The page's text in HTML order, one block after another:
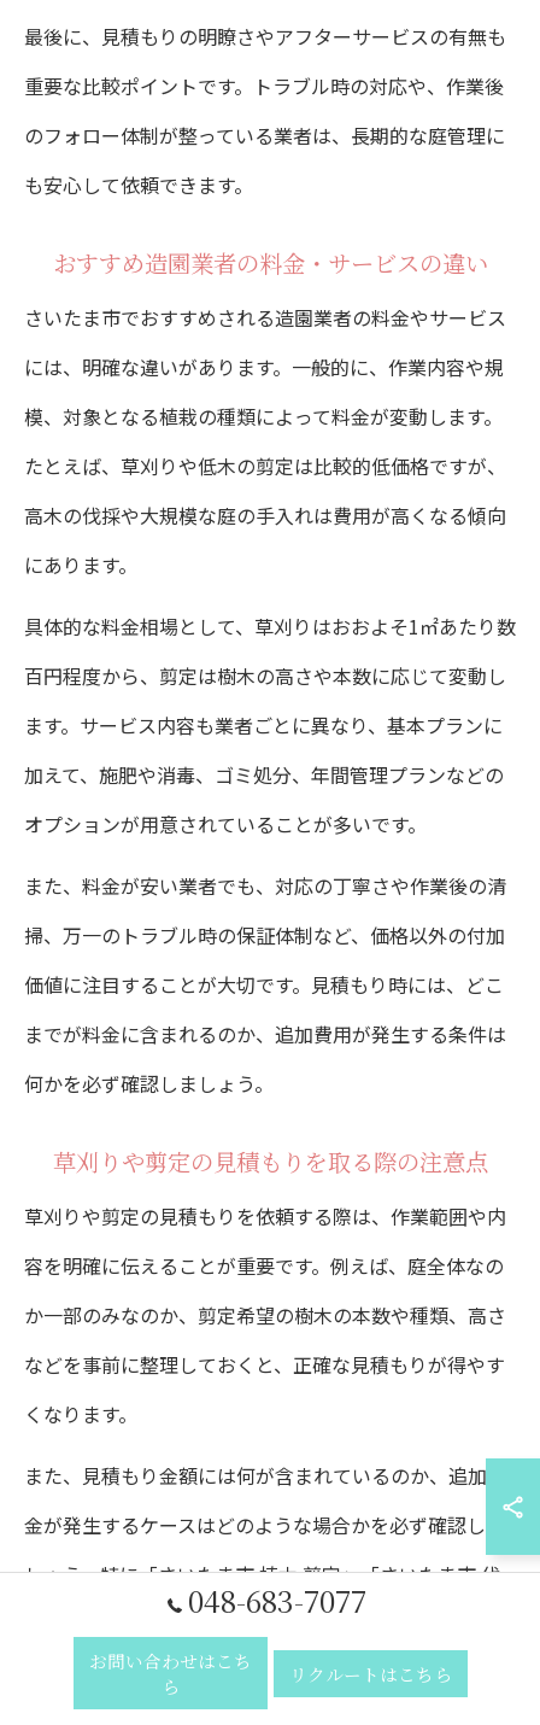
最後に、見積もりの明瞭さやアフターサービスの有無も
重要な比較ポイントです。トラブル時の対応や、作業後
のフォロー体制が整っている業者は、長期的な庭管理に
も安心して依頼できます。
おすすめ造園業者の料金・サービスの違い
さいたま市でおすすめされる造園業者の料金やサービス
には、明確な違いがあります。一般的に、作業内容や規
模、対象となる植栽の種類によって料金が変動します。
たとえば、草刈りや低木の剪定は比較的低価格ですが、
高木の伐採や大規模な庭の手入れは費用が高くなる傾向
にあります。
具体的な料金相場として、草刈りはおおよそ1㎡あたり数
百円程度から、剪定は樹木の高さや本数に応じて変動し
ます。サービス内容も業者ごとに異なり、基本プランに
加えて、施肥や消毒、ゴミ処分、年間管理プランなどの
オプションが用意されていることが多いです。
また、料金が安い業者でも、対応の丁寧さや作業後の清
掃、万一のトラブル時の保証体制など、価格以外の付加
価値に注目することが大切です。見積もり時には、どこ
までが料金に含まれるのか、追加費用が発生する条件は
何かを必ず確認しましょう。
草刈りや剪定の見積もりを取る際の注意点
草刈りや剪定の見積もりを依頼する際は、作業範囲や内
容を明確に伝えることが重要です。例えば、庭全体なの
か一部のみなのか、剪定希望の樹木の本数や種類、高さ
などを事前に整理しておくと、正確な見積もりが得やす
くなります。
また、見積もり金額には何が含まれているのか、追加料
金が発生するケースはどのような場合かを必ず確認しま
しょう。特に「さいたま市 植木 剪定」「さいたま市 伐
となり、想定外の費用がかかることもあります。
048-683-7077
お問い合わせはこち
ら
リクルートはこちら